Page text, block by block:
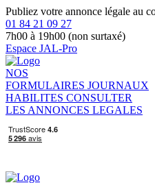
Publiez votre annonce légale au
01 84 21 09 27
7h00 à 19h00 (non surtaxé)
Espace JAL-Pro
NOS
FORMULAIRES JOURNAUX
HABILITES CONSULTER
LES ANNONCES LEGALES